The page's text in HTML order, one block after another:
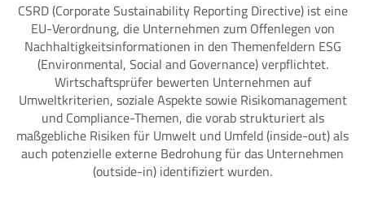
CSRD (Corporate Sustainability Reporting Directive) ist eine
EU-Verordnung, die Unternehmen zum Offenlegen von
Nachhaltigkeitsinformationen in den Themenfeldern ESG
(Environmental, Social and Governance) verpflichtet.
Wirtschaftsprüfer bewerten Unternehmen auf
Umweltkriterien, soziale Aspekte sowie Risikomanagement
und Compliance-Themen, die vorab strukturiert als
maßgebliche Risiken für Umwelt und Umfeld (inside-out) als
auch potenzielle externe Bedrohung für das Unternehmen
(outside-in) identifiziert wurden.